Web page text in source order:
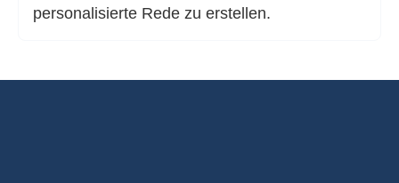
personalisierte Rede zu erstellen.